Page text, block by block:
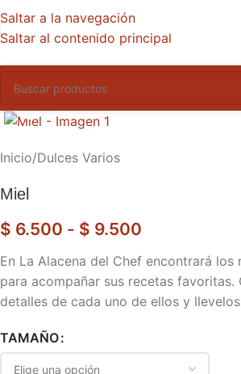
Saltar a la navegación
Saltar al contenido principal
Inicio/Dulces Varios
Miel
$ 6.500 - $ 9.500
En La Alacena del Chef encontrará los
para acompañar sus recetas favoritas.
detalles de cada uno de ellos y
TAMAÑO